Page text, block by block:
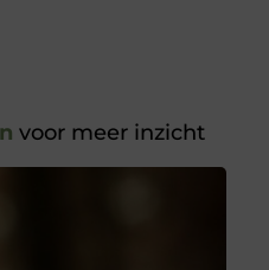
voor meer inzicht